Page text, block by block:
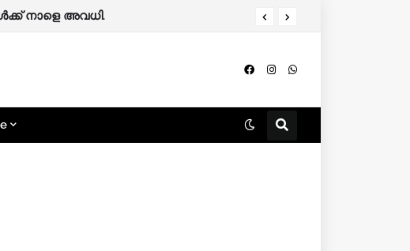
നാളെ അവധി.
ആരംഭിക്കും